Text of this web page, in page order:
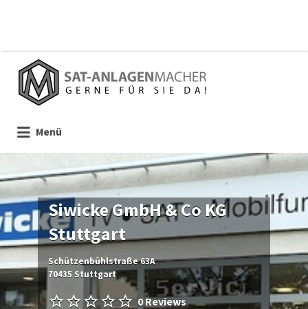
Suchen
nach:
Menü
Siwicke GmbH & Co KG
Stuttgart
Schützenbühlstraße 63A
70435 Stuttgart
0 Reviews